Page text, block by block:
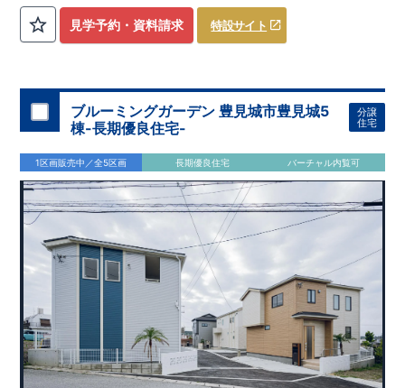
宅性能評価】
評価しております！ ​ 【建設 住宅性能評価】​
関 により、建物完成までに 計4回
優れた断熱等性能５を取得！​ ​その他項目も評価を受けてお
り、
性能に特化した住宅です！
​◆子育て環境良好！ ​ 辻小学校
2（3）LDKの間取りプラン採用！​​◆こだわりの内装！​家
族構成の変化に対応可能な可変型プラン！​全居室クローゼッ
ト付き！ ​
​◆充実した設備！ ​
冬でも快適！LDK床暖房標準装
雨の日でも洗濯物が干せる
付き！​食洗機付きシステムキッチン！​平日、休日 時間帯
問わずご案内可能です！​お気軽にお問い合わせください！​
【お問い合わせ】TEL：048-710-5571(営業時間 9:30～
18:30 火水定休日)
見学予約・資料請求 特設サイト
ブルーミングガーデン 豊見城市豊見城5
棟-長期優良住宅-
分譲
住宅
1区画販売中／全5区画 長期優良住宅 バーチャル内覧可